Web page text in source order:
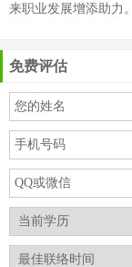
来职业发展增添助力。
免费评估